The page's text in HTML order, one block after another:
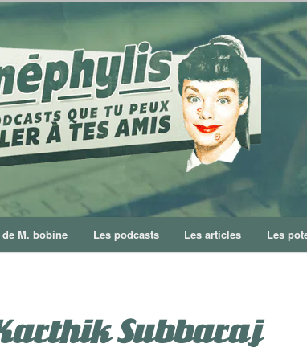
M. bobine Les podcasts Les articles Les
Karthik Subbaraj